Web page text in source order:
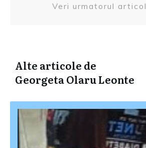
Veri urmatorul articol
Alte articole de
Georgeta Olaru Leonte